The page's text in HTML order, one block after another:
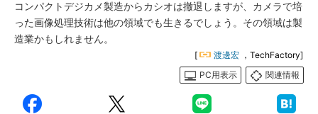
コンパクトデジカメ製造からカシオは撤退しますが、カメラで培
った画像処理技術は他の領域でも生きるでしょう。その領域は製
造業かもしれません。
[ 渡邊宏 ，TechFactory]
PC用表示
関連情報